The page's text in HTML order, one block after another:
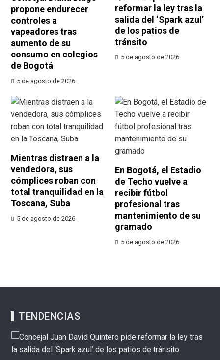
propone endurecer
controles a
vapeadores tras
aumento de su
consumo en colegios
de Bogotá
5 de agosto de 2026
reformar la ley tras la
salida del ‘Spark azul’
de los patios de
tránsito
5 de agosto de 2026
Mientras distraen a la
vendedora, sus
cómplices roban con
total tranquilidad en la
Toscana, Suba
5 de agosto de 2026
En Bogotá, el Estadio
de Techo vuelve a
recibir fútbol
profesional tras
mantenimiento de su
gramado
5 de agosto de 2026
TENDENCIAS